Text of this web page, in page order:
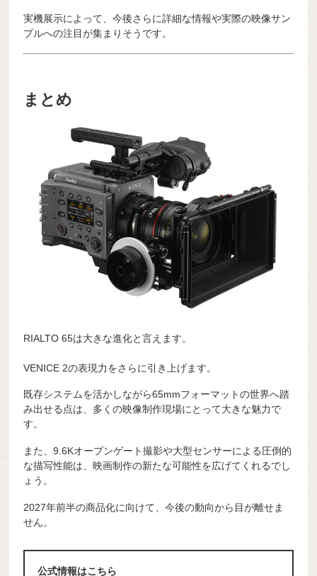
実機展示によって、今後さらに詳細な情報や実際の映像サン
プルへの注目が集まりそうです。
まとめ
RIALTO 65は大きな進化と言えます。
VENICE 2の表現力をさらに引き上げます。
既存システムを活かしながら65mmフォーマットの世界へ踏
み出せる点は、多くの映像制作現場にとって大きな魅力で
す。
また、9.6Kオープンゲート撮影や大型センサーによる圧倒的
な描写性能は、映画制作の新たな可能性を広げてくれるでし
ょう。
2027年前半の商品化に向けて、今後の動向から目が離せま
せん。
公式情報はこちら